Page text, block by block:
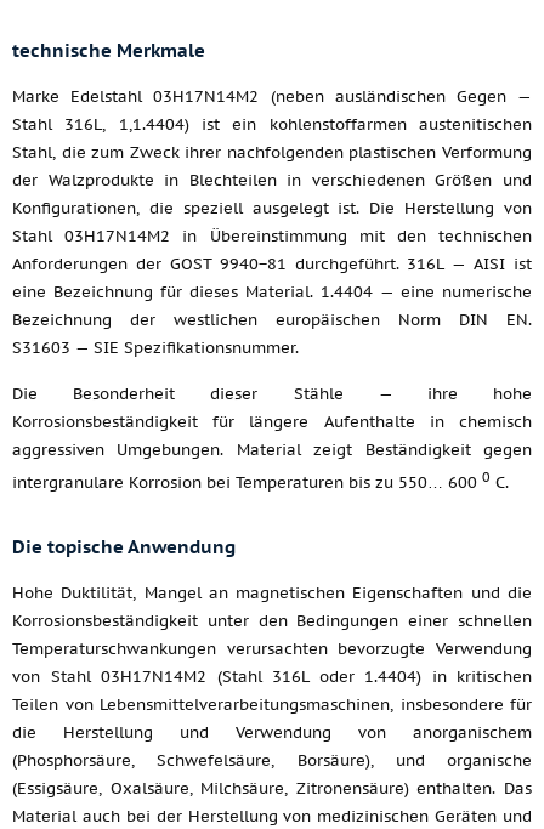
technische Merkmale
Marke Edelstahl 03H17N14M2 (neben ausländischen Gegen —
Stahl 316L, 1,1.4404) ist ein kohlenstoffarmen austenitischen
Stahl, die zum Zweck ihrer nachfolgenden plastischen Verformung
der Walzprodukte in Blechteilen in verschiedenen Größen und
Konfigurationen, die speziell ausgelegt ist. Die Herstellung von
Stahl 03H17N14M2 in Übereinstimmung mit den technischen
Anforderungen der GOST 9940−81 durchgeführt. 316L — AISI ist
eine Bezeichnung für dieses Material. 1.4404 — eine numerische
Bezeichnung der westlichen europäischen Norm DIN EN.
S31603 — SIE Spezifikationsnummer.
Die Besonderheit dieser Stähle — ihre hohe
Korrosionsbeständigkeit für längere Aufenthalte in chemisch
aggressiven Umgebungen. Material zeigt Beständigkeit gegen
intergranulare Korrosion bei Temperaturen bis zu 550… 600 0 C.
Die topische Anwendung
Hohe Duktilität, Mangel an magnetischen Eigenschaften und die
Korrosionsbeständigkeit unter den Bedingungen einer schnellen
Temperaturschwankungen verursachten bevorzugte Verwendung
von Stahl 03H17N14M2 (Stahl 316L oder 1.4404) in kritischen
Teilen von Lebensmittelverarbeitungsmaschinen, insbesondere für
die Herstellung und Verwendung von anorganischem
(Phosphorsäure, Schwefelsäure, Borsäure), und organische
(Essigsäure, Oxalsäure, Milchsäure, Zitronensäure) enthalten. Das
Material auch bei der Herstellung von medizinischen Geräten und